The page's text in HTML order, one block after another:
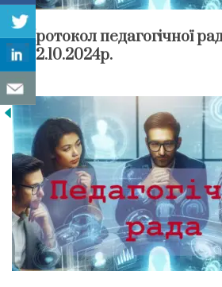
Протокол педагогічної
,22.10.2024р.